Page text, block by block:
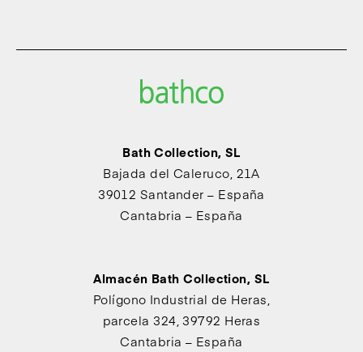
Bath Collection, SL
Bajada del Caleruco, 21A
39012 Santander – España
Cantabria – España
Almacén Bath Collection, SL
Polígono Industrial de Heras,
parcela 324, 39792 Heras
Cantabria – España